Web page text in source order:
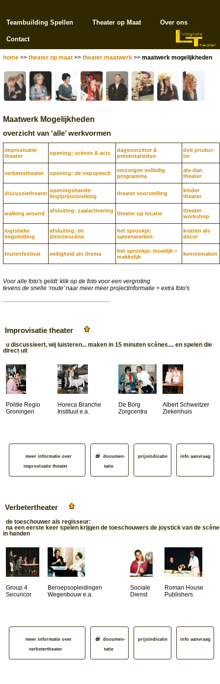
Teambuilding Spellen Theater op Maat Over ons
Contact
home >> theater op maat >> theater maatwerk >> maatwerk mogelijkheden
Maatwerk Mogelijkheden
overzicht van ‘alle’ werkvormen
improvisatie­
theater
opening: scènes & acts
dagvoorzitter &
presentatie­duo
dvd produc­
tie
verbeter­theater opening: de nepspeech
verzorgen volledig
programma
als-dan
theater
discussie­theater openingshande­
ling/prijs­uitreiking
theater voorstelling
kinder
theater
walking around afsluiting: zaalactivering theater op locatie
theater
workshop
logistieke
begeleiding
afsluiting: de
directiescène
het sprookje:
samenwerken
kratten als
decor
foutenfestival veiligheid als thema
het sprookje: moeilijk =
makkelijk
kennis­maken
Voor alle foto's geldt: klik op de foto voor een vergroting
tevens de snelle ‘route’ naar meer meer projectinformatie + extra foto's
Improvisatie theater
u discussieert, wij luisteren... maken in 15 minuten scènes.... en spelen die
direct uit
Politie Regio
Groningen
Horeca Branche
Instituut e.a.
De Borg
Zorgcentra
Albert Schweitzer
Ziekenhuis
meer informatie over
improvisatie theater
documen­
tatie
prijsindicatie info aanvraag
Verbetertheater
de toeschouwer als regisseur:
na een eerste keer spelen krijgen de toeschouwers de joystick van de scène
in handen
Group 4
Securicor
Beroeps­opleidingen
Wegenbouw e.a.
Sociale
Dienst
Roman House
Publishers
meer informatie over
verbetertheater
documen­
tatie
prijsindicatie info aanvraag